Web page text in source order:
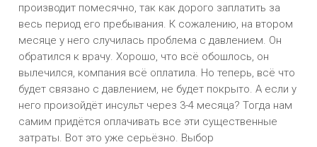
производит помесячно, так как дорого заплатить за
весь период его пребывания. К сожалению, на втором
месяце у него случилась проблема с давлением. Он
обратился к врачу. Хорошо, что всё обошлось, он
вылечился, компания всё оплатила. Но теперь, всё что
будет связано с давлением, не будет покрыто. А если у
него произойдёт инсульт через 3-4 месяца? Тогда нам
самим придётся оплачивать все эти существенные
затраты. Вот это уже серьёзно. Выбор